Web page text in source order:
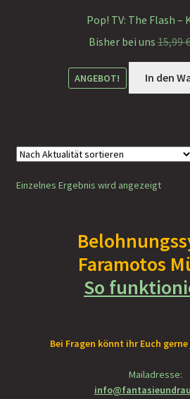
Faramotos Sammelmünzen – Das
wahre Passagiere
Pop! TV: The Flash –
Bisher bei uns15,99€
ANGEBOT! In den
Einzelnes Ergebnis wird angezeigt
Faramotos
So
Bei Fragen könnt ihr Euch
Mailadresse: